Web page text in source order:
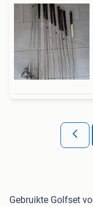
Gebruikte Golfset